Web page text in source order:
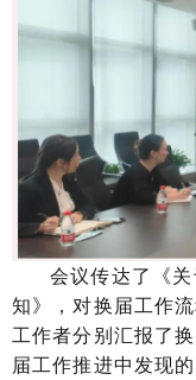
会议传达了《
知》，对换届工作
工作者分别汇报了
届工作推进中发现